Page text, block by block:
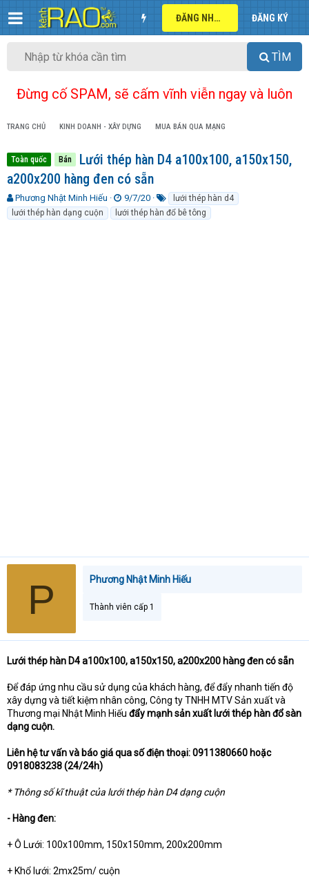
ĐĂNG NHẬP ĐĂNG KÝ
TÌM
Đừng cố SPAM, sẽ cấm vĩnh viễn ngay và luôn
TRANG CHỦ KINH DOANH - XÂY DỰNG MUA BÁN QUA MẠNG
Toàn quốc Bán
Lưới thép hàn D4 a100x100, a150x150,
a200x200 hàng đen có sẵn
T
h
r
Phương Nhật Minh Hiếu
N
g
à
9/7/20
ừ
k
lưới thép hàn d4
lưới thép hàn dạng cuộn
lưới thép hàn đổ bê tông
P Phương Nhật Minh Hiếu
Thành viên cấp 1
Lưới thép hàn D4 a100x100, a150x150, a200x200 hàng đen có sẵn
Để đáp ứng nhu cầu sử dụng của khách hàng, để đẩy nhanh tiến độ
xây dựng và tiết kiệm nhân công, Công ty TNHH MTV Sản xuất và
Thương mại Nhật Minh Hiếu đẩy mạnh sản xuất lưới thép hàn đổ sàn
dạng cuộn.
Liên hệ tư vấn và báo giá qua số điện thoại: 0911380660 hoặc
0918083238 (24/24h)
* Thông số kĩ thuật của lưới thép hàn D4 dạng cuộn
- Hàng đen:
+ Ô Lưới: 100x100mm, 150x150mm, 200x200mm
+ Khổ lưới: 2mx25m/ cuộn